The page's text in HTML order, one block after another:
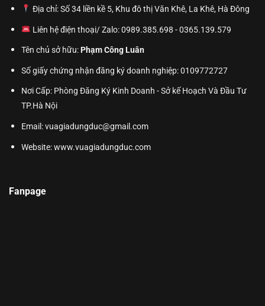
Địa chỉ: Số 34 liền kề 5, Khu đô thị Văn Khê, La Khê, Hà Đông
Liên hệ điện thoại/ Zalo: 0989.385.698 - 0365.139.579
Tên chủ sở hữu:Phạm Công Luân
Số giấy chứng nhận đăng ký doanh nghiệp: 0109772727
Nơi Cấp: Phòng Đăng Ký Kinh Doanh - Sở kế Hoạch Và Đầu Tư
TP.Hà Nội
Email: vuagiadungduc@gmail.com
Website:www.vuagiadungduc.com
Fanpage